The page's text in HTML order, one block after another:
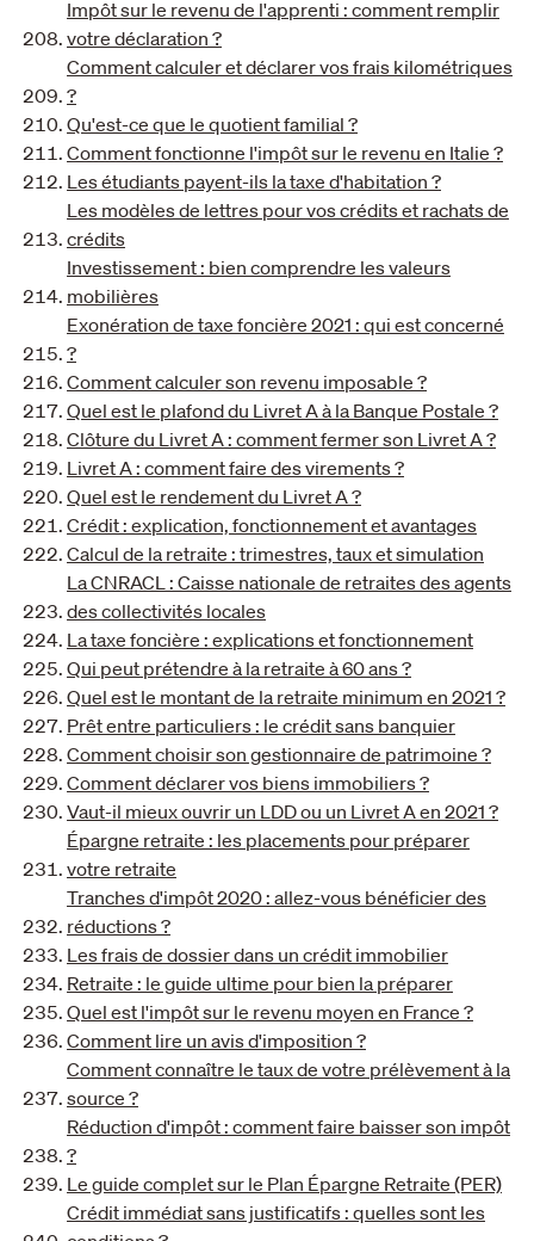
Impôt sur le revenu de l'apprenti : comment remplir
votre déclaration ?
Comment calculer et déclarer vos frais kilométriques
?
Qu'est-ce que le quotient familial ?
Comment fonctionne l'impôt sur le revenu en Italie ?
Les étudiants payent-ils la taxe d'habitation ?
Les modèles de lettres pour vos crédits et rachats de
crédits
Investissement : bien comprendre les valeurs
mobilières
Exonération de taxe foncière 2021 : qui est concerné
?
Comment calculer son revenu imposable ?
Quel est le plafond du Livret A à la Banque Postale ?
Clôture du Livret A : comment fermer son Livret A ?
Livret A : comment faire des virements ?
Quel est le rendement du Livret A ?
Crédit : explication, fonctionnement et avantages
Calcul de la retraite : trimestres, taux et simulation
La CNRACL : Caisse nationale de retraites des agents
des collectivités locales
La taxe foncière : explications et fonctionnement
Qui peut prétendre à la retraite à 60 ans ?
Quel est le montant de la retraite minimum en 2021 ?
Prêt entre particuliers : le crédit sans banquier
Comment choisir son gestionnaire de patrimoine ?
Comment déclarer vos biens immobiliers ?
Vaut-il mieux ouvrir un LDD ou un Livret A en 2021 ?
Épargne retraite : les placements pour préparer
votre retraite
Tranches d'impôt 2020 : allez-vous bénéficier des
réductions ?
Les frais de dossier dans un crédit immobilier
Retraite : le guide ultime pour bien la préparer
Quel est l'impôt sur le revenu moyen en France ?
Comment lire un avis d'imposition ?
Comment connaître le taux de votre prélèvement à la
source ?
Réduction d'impôt : comment faire baisser son impôt
?
Le guide complet sur le Plan Épargne Retraite (PER)
Crédit immédiat sans justificatifs : quelles sont les